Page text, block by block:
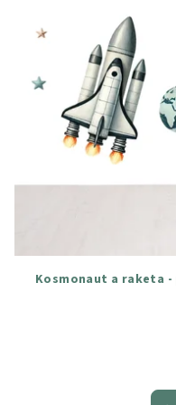
Kosmonaut a raketa